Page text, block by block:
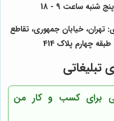
شنبه ساعت 9 - 18
خیابان جمهوری، تقاطع
چهارم پلاک 414
تبلیغاتی
برای کسب و کار من